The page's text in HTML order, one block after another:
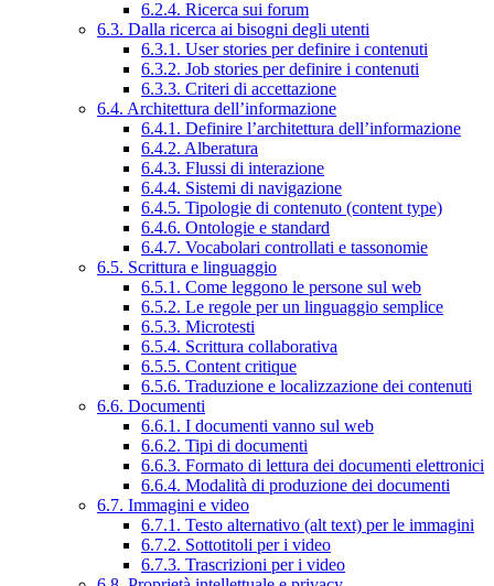
6.2.4. Ricerca sui forum
6.3. Dalla ricerca ai bisogni degli utenti
6.3.1. User stories per definire i contenuti
6.3.2. Job stories per definire i contenuti
6.3.3. Criteri di accettazione
6.4. Architettura dell’informazione
6.4.1. Definire l’architettura dell’informazione
6.4.2. Alberatura
6.4.3. Flussi di interazione
6.4.4. Sistemi di navigazione
6.4.5. Tipologie di contenuto (content type)
6.4.6. Ontologie e standard
6.4.7. Vocabolari controllati e tassonomie
6.5. Scrittura e linguaggio
6.5.1. Come leggono le persone sul web
6.5.2. Le regole per un linguaggio semplice
6.5.3. Microtesti
6.5.4. Scrittura collaborativa
6.5.5. Content critique
6.5.6. Traduzione e localizzazione dei contenuti
6.6. Documenti
6.6.1. I documenti vanno sul web
6.6.2. Tipi di documenti
6.6.3. Formato di lettura dei documenti elettronici
6.6.4. Modalità di produzione dei documenti
6.7. Immagini e video
6.7.1. Testo alternativo (alt text) per le immagini
6.7.2. Sottotitoli per i video
6.7.3. Trascrizioni per i video